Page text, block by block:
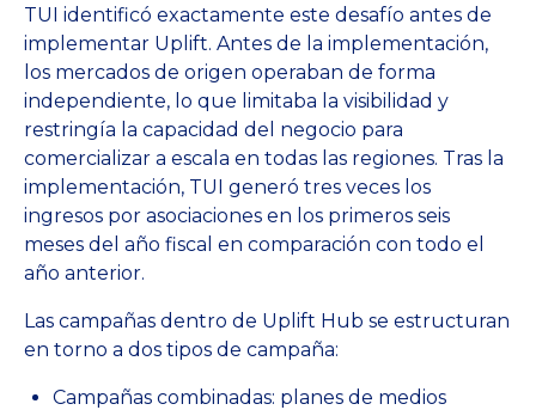
TUI identificó exactamente este desafío antes de
implementar Uplift. Antes de la implementación,
los mercados de origen operaban de forma
independiente, lo que limitaba la visibilidad y
restringía la capacidad del negocio para
comercializar a escala en todas las regiones. Tras la
implementación, TUI generó tres veces los
ingresos por asociaciones en los primeros seis
meses del año fiscal en comparación con todo el
año anterior.
Las campañas dentro de Uplift Hub se estructuran
en torno a dos tipos de campaña:
Campañas combinadas: planes de medios